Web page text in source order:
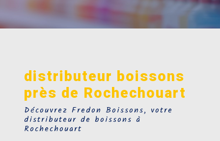
distributeur boissons
près de Rochechouart
Découvrez Fredon Boissons, votre
distributeur de boissons à
Rochechouart